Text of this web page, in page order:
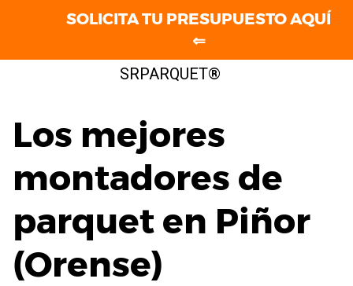
SRPARQUET®
Los mejores
montadores de
parquet en Piñor
(Orense)
SOLICITA TU PRESUPUESTO AQUÍ
⇐